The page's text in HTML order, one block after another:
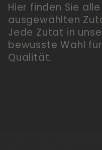
Hier finden Sie
ausgewählten
Jede Zutat in
bewusste Wahl
Qualität.